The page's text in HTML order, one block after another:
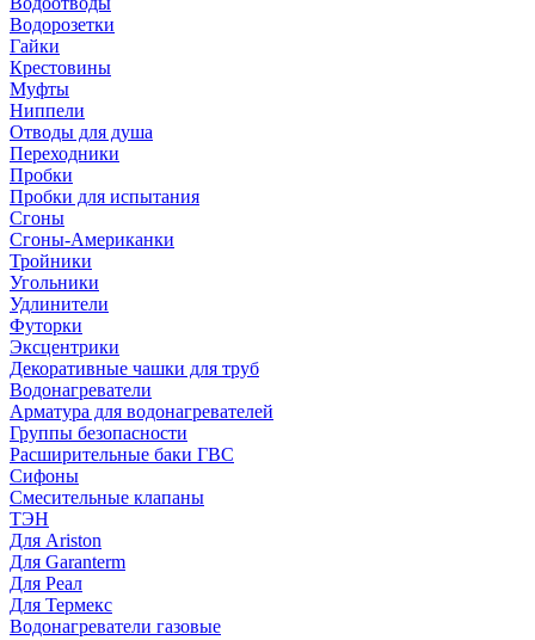
Водорозетки
Гайки
Крестовины
Муфты
Ниппели
Отводы для душа
Переходники
Пробки
Пробки для испытания
Сгоны
Сгоны-Американки
Тройники
Угольники
Удлинители
Футорки
Эксцентрики
Декоративные чашки для труб
Водонагреватели
Арматура для водонагревателей
Группы безопасности
Расширительные баки ГВС
Сифоны
Смесительные клапаны
ТЭН
Для Ariston
Для Garanterm
Для Реал
Для Термекс
Водонагреватели газовые